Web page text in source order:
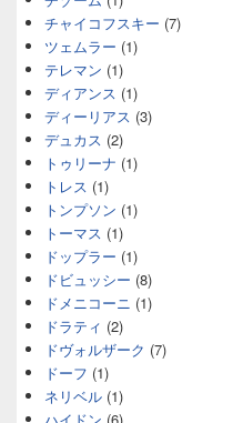
チャイコフスキー (7)
ツェムラー (1)
テレマン (1)
ディアンス (1)
ディーリアス (3)
デュカス (2)
トゥリーナ (1)
トレス (1)
トンプソン (1)
トーマス (1)
ドップラー (1)
ドビュッシー (8)
ドメニコーニ (1)
ドラティ (2)
ドヴォルザーク (7)
ドーフ (1)
ネリベル (1)
ハイドン (6)